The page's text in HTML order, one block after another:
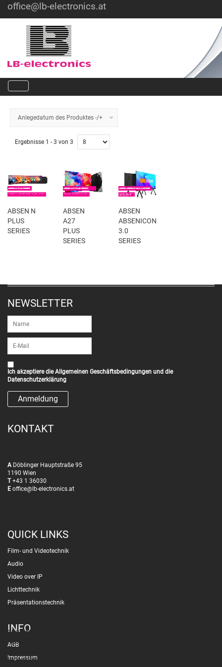
office@lb-electronics.at
Anlegedatum des Produktes -/+
Ergebnisse 1 - 3 von 3
ABSEN N
PLUS
SERIES
ABSEN
A27
PLUS
SERIES
ABSEN
ABSENICON
3.0
SERIES
NEWSLETTER
Ich akzeptiere dieAllgemeinen Geschäftsbedingungen und die
Datenschutzerklärung
KONTAKT
A Döblinger Hauptstraße 95
1190 Wien
T+43 1 36030
E office@lb-electronics.at
QUICK LINKS
Film- und Videotechnik
Audio
Video over IP
Lichttechnik
Präsentationstechnik
INFO
AGB
Impressum
Wir nutzen Cookies auf unserer Website. Einige von ihnen sind essenziell
für den Betrieb der Seite, während andere uns helfen, diese Website und
entscheiden, ob Sie die Cookies zulassen möchten. Bitte beachten Sie,